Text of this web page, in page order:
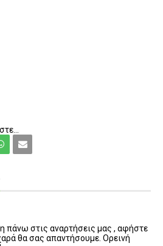
πάνω στις αναρτήσεις μας , αφήστε
θα σας απαντήσουμε. Ορεινή